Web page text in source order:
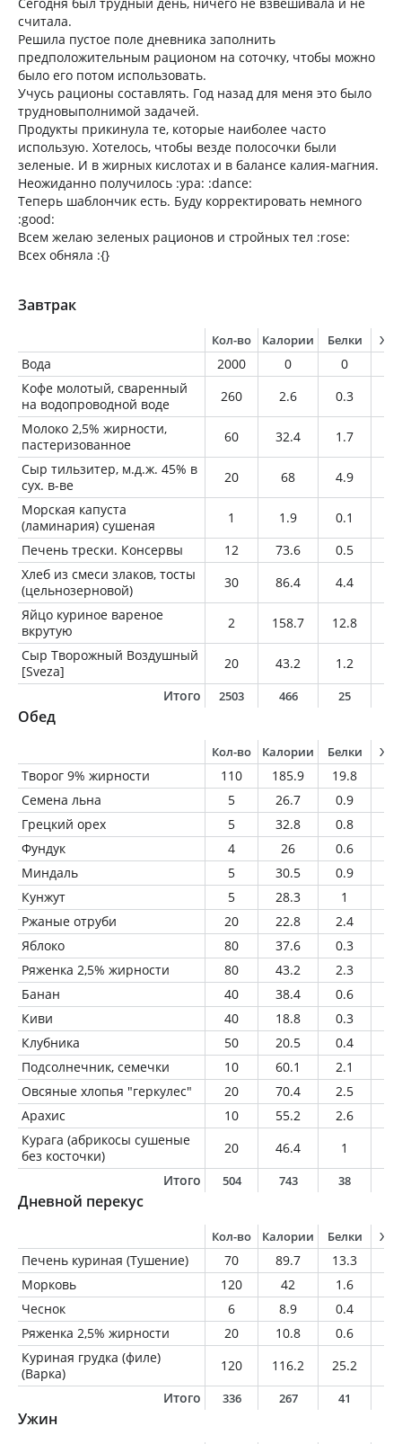
Сегодня был трудный день, ничего не взвешивала и не
считала.
Решила пустое поле дневника заполнить
предположительным рационом на соточку, чтобы можно
было его потом использовать.
Учусь рационы составлять. Год назад для меня это было
трудновыполнимой задачей.
Продукты прикинула те, которые наиболее часто
использую. Хотелось, чтобы везде полосочки были
зеленые. И в жирных кислотах и в балансе калия-магния.
Неожиданно получилось :ура: :dance:
Теперь шаблончик есть. Буду корректировать немного
:good:
Всем желаю зеленых рационов и стройных тел :rose:
Всех обняла :{}
Завтрак
Кол-во Калории Белки
Вода 2000 0 0
Кофе молотый, сваренный
на водопроводной воде
260 2.6 0.3
Молоко 2,5% жирности,
пастеризованное
60 32.4 1.7
Сыр тильзитер, м.д.ж. 45% в
сух. в-ве
20 68 4.9
Морская капуста
(ламинария) сушеная
1 1.9 0.1
Печень трески. Консервы
12 73.6 0.5
Хлеб из смеси злаков, тосты
(цельнозерновой)
30 86.4 4.4
Яйцо куриное вареное
вкрутую
2 158.7 12.8
Сыр Творожный Воздушный
[Sveza]
20 43.2 1.2
Итого
2503 466 25
Обед
Кол-во Калории Белки
Творог 9% жирности 110 185.9 19.8
Семена льна
5 26.7 0.9
Грецкий орех
5 32.8 0.8
Фундук
4 26 0.6
Миндаль
5 30.5 0.9
Кунжут
5 28.3 1
Ржаные отруби
20 22.8 2.4
Яблоко
80 37.6 0.3
Ряженка 2,5% жирности
80 43.2 2.3
Банан
40 38.4 0.6
Киви
40 18.8 0.3
Клубника
50 20.5 0.4
Подсолнечник, семечки
10 60.1 2.1
Овсяные хлопья "геркулес"
20 70.4 2.5
Арахис
10 55.2 2.6
Курага (абрикосы сушеные
без косточки)
20 46.4 1
Итого
504 743 38
Дневной перекус
Кол-во Калории Белки
Печень куриная (Тушение) 70 89.7 13.3
Морковь
120 42 1.6
Чеснок
6 8.9 0.4
Ряженка 2,5% жирности
20 10.8 0.6
Куриная грудка (филе)
(Варка)
120 116.2 25.2
Итого
336 267 41
Ужин